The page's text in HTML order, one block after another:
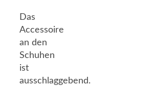
Das
Accessoire
an den
Schuhen
ist
ausschlaggebend.